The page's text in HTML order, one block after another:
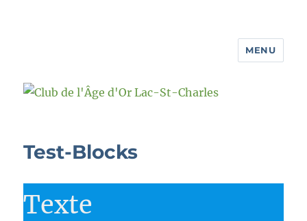
Club de l'Âge d'Or Lac-St-Charles
MENU
Test-Blocks
Texte